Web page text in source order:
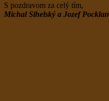
S pozdravom za celý tím,
Michal Sihelský a Jozef Pocklan